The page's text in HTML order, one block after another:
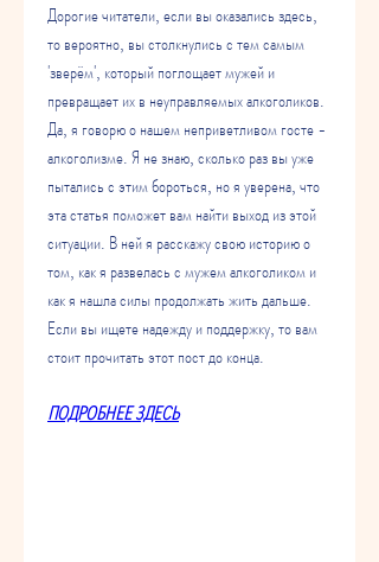
Дорогие читатели, если вы оказались здесь,
то вероятно, вы столкнулись с тем самым
'зверём', который поглощает мужей и
превращает их в неуправляемых алкоголиков.
Да, я говорю о нашем неприветливом госте -
алкоголизме. Я не знаю, сколько раз вы уже
пытались с этим бороться, но я уверена, что
эта статья поможет вам найти выход из этой
ситуации. В ней я расскажу свою историю о
том, как я развелась с мужем алкоголиком и
как я нашла силы продолжать жить дальше.
Если вы ищете надежду и поддержку, то вам
стоит прочитать этот пост до конца.
ПОДРОБНЕЕ ЗДЕСЬ